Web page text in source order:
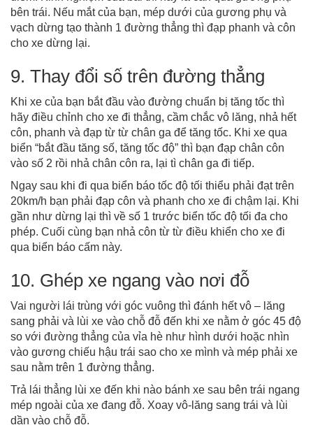
bên trái. Nếu mắt của bạn, mép dưới của gương phụ và
vạch dừng tạo thành 1 đường thẳng thì đạp phanh và côn
cho xe dừng lại.
9. Thay đổi số trên đường thẳng
Khi xe của bạn bắt đầu vào đường chuẩn bị tăng tốc thì
hãy điều chỉnh cho xe đi thẳng, cầm chắc vô lăng, nhả hết
côn, phanh và đạp từ từ chân ga để tăng tốc. Khi xe qua
biển “bắt đầu tăng số, tăng tốc độ” thì bạn đạp chân côn
vào số 2 rồi nhả chân côn ra, lại tì chân ga đi tiếp.
Ngay sau khi đi qua biển báo tốc độ tối thiểu phải đạt trên
20km/h bạn phải đạp côn và phanh cho xe đi chậm lại. Khi
gần như dừng lại thì về số 1 trước biển tốc độ tối đa cho
phép. Cuối cùng bạn nhả côn từ từ điều khiển cho xe đi
qua biển báo cấm này.
10. Ghép xe ngang vào nơi đỗ
Vai người lái trùng với góc vuông thì đánh hết vô – lăng
sang phải và lùi xe vào chỗ đỗ đến khi xe nằm ở góc 45 độ
so với đường thẳng của vỉa hè như hình dưới hoặc nhìn
vào gương chiếu hậu trái sao cho xe mình và mép phải xe
sau nằm trên 1 đường thẳng.
Trả lái thẳng lùi xe đến khi nào bánh xe sau bên trái ngang
mép ngoài của xe đang đỗ. Xoay vô-lăng sang trái và lùi
dần vào chỗ đỗ.